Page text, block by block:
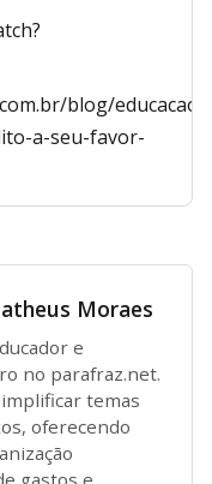
blog/educacao-
a-seu-favor-
Moraes
e
no parafraz.net.
temas
oferecendo
gastos e